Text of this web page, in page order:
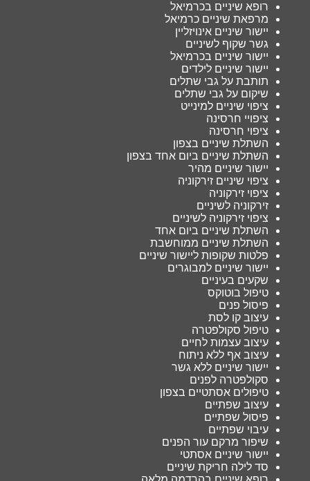
רופא שיניים בכרמיאל
מרפאת שיניים כרמיאל
יישור שיניים אינויזליין
גשר שקוף לשיניים
יישור שיניים בכרמיאל
יישור שיניים לילדים
תותבת על גבי שתלים
שיקום על גבי שתלים
ציפוי שיניים למינייט
ציפויי חרסינה
ציפוי חרסינה
השתלת שיניים בצפון
השתלת שיניים ביום אחד בצפון
יישור שיניים מהיר
ציפוי שיניים זירקוניה
ציפוי זירקוניה
זירקוניה לשיניים
ציפוי זירקוניה לשיניים
השתלת שיניים ביום אחד
השתלת שיניים ממוחשבת
פלטות שקופות ליישור שיניים
יישור שיניים למבוגרים
שקעים בעיניים
טיפול בוטוקס
פיסול פנים
עיצוב קו לסת
טיפול סקולפטרה
עיצוב עצמות לחיים
עיצוב אף ללא ניתוח
יישור שיניים ללא גשר
סקולפטרה לפנים
טיפולים אסתטיים בצפון
עיצוב שפתיים
פיסול שפתיים
עיבוי שפתיים
שיפור מרקם עור הפנים
יישור שיניים אסתטי
סד לילה חריקת שיניים